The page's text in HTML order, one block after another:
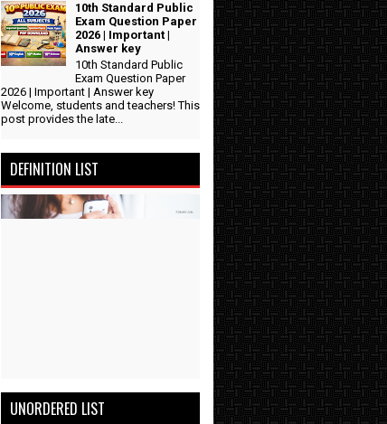
10th Standard Public
Exam Question Paper
2026 | Important |
Answer key
10th Standard Public
Exam Question Paper
2026 | Important | Answer key
Welcome, students and teachers! This
post provides the late...
DEFINITION LIST
UNORDERED LIST